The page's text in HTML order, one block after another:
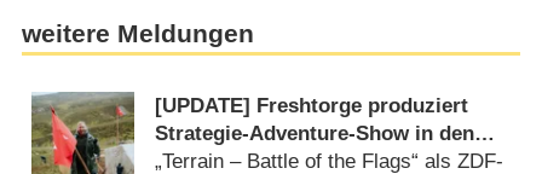
weitere Meldungen
[UPDATE] Freshtorge produziert
Strategie-Adventure-Show in den
schottischen Highlands
„Terrain – Battle of the Flags“ als ZDF-